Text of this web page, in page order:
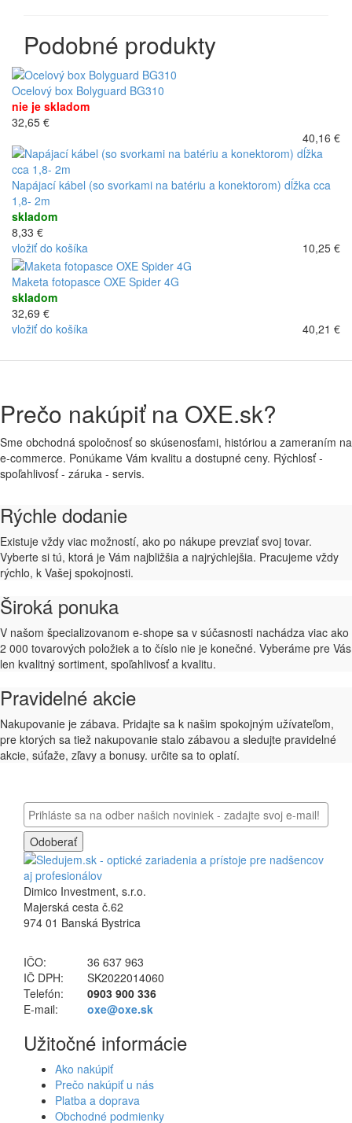
Podobné produkty
Ocelový box Bolyguard BG310
nie je skladom
32,65 €
40,16 €
Napájací kábel (so svorkami na batériu a konektorom) dĺžka cca
1,8- 2m
skladom
8,33 €
10,25 €
vložiť do košíka
Maketa fotopasce OXE Spider 4G
skladom
32,69 €
40,21 €
vložiť do košíka
Prečo nakúpiť na OXE.sk?
Sme obchodná spoločnosť so skúsenosťami, históriou a zameraním na
e-commerce. Ponúkame Vám kvalitu a dostupné ceny. Rýchlosť -
spoľahlivosť - záruka - servis.
Rýchle dodanie
Existuje vždy viac možností, ako po nákupe prevziať svoj tovar.
Vyberte si tú, ktorá je Vám najbližšia a najrýchlejšia. Pracujeme vždy
rýchlo, k Vašej spokojnosti.
Široká ponuka
V našom špecializovanom e-shope sa v súčasnosti nachádza viac ako
2 000 tovarových položiek a to číslo nie je konečné. Vyberáme pre Vás
len kvalitný sortiment, spoľahlivosť a kvalitu.
Pravidelné akcie
Nakupovanie je zábava. Pridajte sa k našim spokojným užívateľom,
pre ktorých sa tiež nakupovanie stalo zábavou a sledujte pravidelné
akcie, súťaže, zľavy a bonusy. určite sa to oplatí.
Odoberať
Dimico Investment, s.r.o.
Majerská cesta č.62
974 01 Banská Bystrica
IČO:
36 637 963
IČ DPH:
SK2022014060
Telefón:
0903 900 336
E-mail:
oxe@oxe.sk
Užitočné informácie
Ako nakúpiť
Prečo nakúpiť u nás
Platba a doprava
Obchodné podmienky